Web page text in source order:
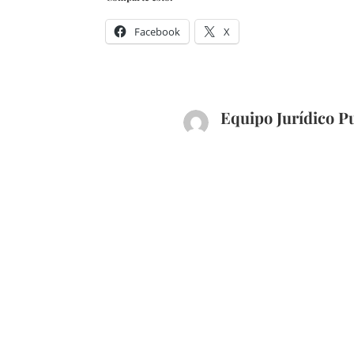
Facebook X
Equipo Jurídico